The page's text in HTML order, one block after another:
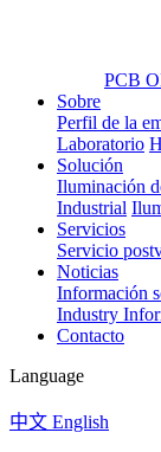
PCB
Sobre
Perfil de la
Laboratorio
Solución
Iluminación
Industrial
Servicios
Servicio
Noticias
Información
Industry
Contacto
Language
中文 English